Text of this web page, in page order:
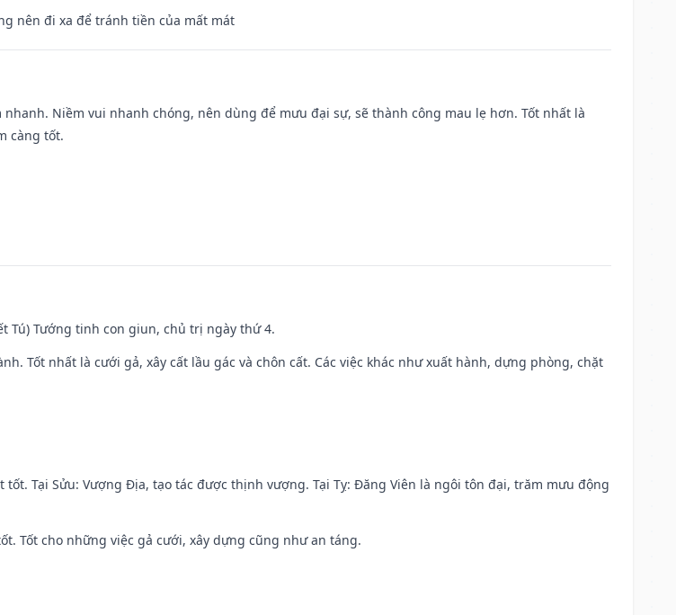
nên đi xa để tránh tiền của mất mát
Niềm vui nhanh chóng, nên dùng để mưu đại sự, sẽ thành công mau lẹ hơn. Tốt nhất là
càng tốt.
Tú) Tướng tinh con giun, chủ trị ngày thứ 4.
Tốt nhất là cưới gả, xây cất lầu gác và chôn cất. Các việc khác như xuất hành, dựng phòng, chặt
tốt. Tại Sửu: Vượng Địa, tạo tác được thịnh vượng. Tại Tỵ: Đăng Viên là ngôi tôn đại, trăm mưu động
Tốt cho những việc gả cưới, xây dựng cũng như an táng.